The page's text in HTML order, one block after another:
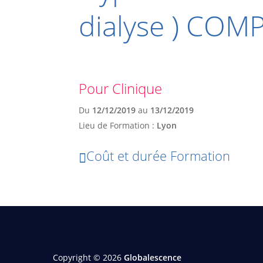
dialyse )
Pour Clinique
Du 12/12/2019 au 13/12/2019
Lieu de Formation : Lyon
Coût et durée Formation
Copyright © 2026 Globalescence